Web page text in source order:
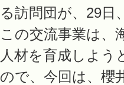
る訪問団が、29日
この交流事業は、
人材を育成しよう
ので、今回は、櫻